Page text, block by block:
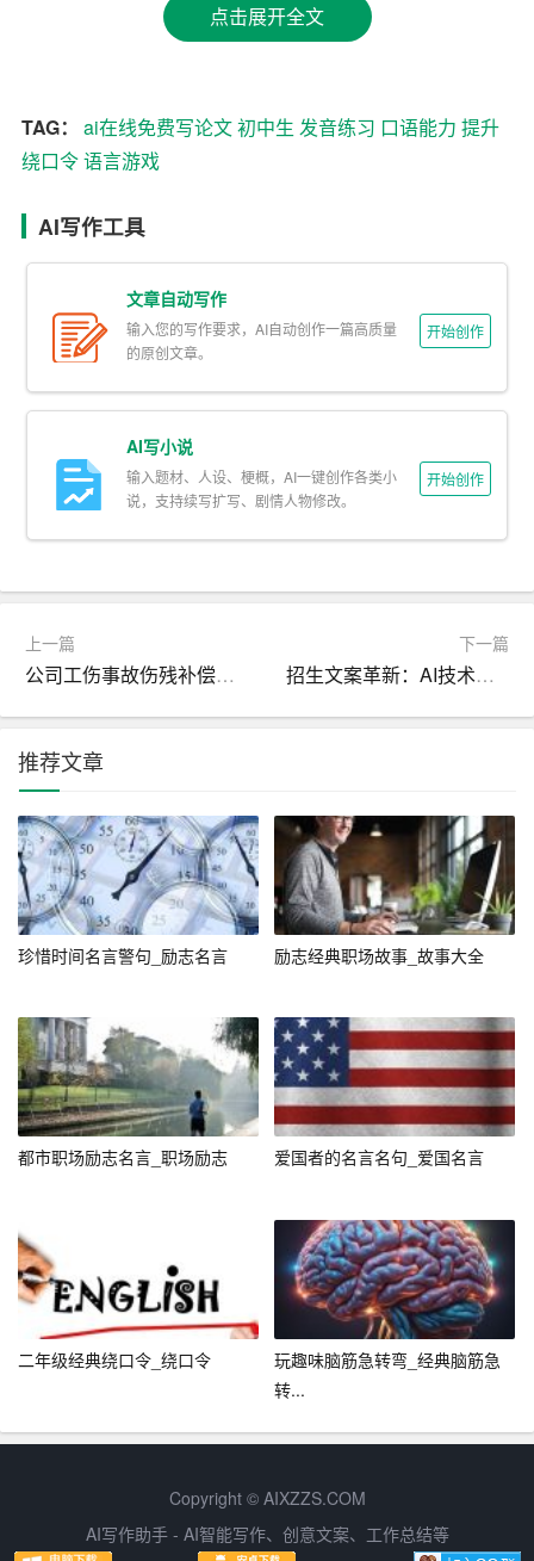
兵怕碰炮兵炮。
这段绕口令不仅考察了发音的准确性，还考察了声音的抑
扬顿挫。练习时，可以分句练习，先单独练习“八百标兵奔
北坡”，再练习“炮兵并排北坡跑”，最后合并练习。
二、中级篇：发音挑战
3. 墙头高
墙头高，墙头低，墙旮旯有对蛐蛐，在那儿嘀嘀咕咕。
这段绕口令中，“墙头高”、“墙头低”、“蛐蛐”等词的发音都
有一定的挑战性。初中生在练习时，要注意“高”、“低”的发
音区别，以及“蛐蛐”的轻声处理。可以先分句练习，再合并
姓陈不能说成程，姓程也不能说成陈。禾木是程，耳东是
陈。如果陈程不分，就会认错人。
的“陈”和“程”，可以通过反复练习来加强记忆。可以先单独
练习每个字，再合并练习整个句子。
三、高级篇：语速与发音并重
5. 老杜和老顾
老杜和老顾，齐肩走到马路铺。老顾抄起老杜的萝卜，老
杜的布，老杜也不是老顾的萝卜。
这段绕口令不仅考察了发音的准确性，还考察了语速和节
奏感。初中生在练习时，可以先分句练习，注意每个字的
发音和节奏，然后再合并练习。可以通过录音或请老师同
6. 牛郎年年恋刘娘
牛郎年年恋刘娘，刘娘连连念牛郎。牛郎恋刘娘，刘娘念
牛郎，郎恋娘来娘念郎。
这段绕口令主要练习的是“n”和“l”的发音区分。对于容易混
独练习每个字，注意发音的区别和轻重缓急的变化；再合
点击展开全文
TAG： ai在线免费写论文初中生 发音练习 口语能力 提升
绕口令语言游戏
AI写作工具
文章自动写作
输入您的写作要求，AI自动创作一篇高质量
的原创文章。
开始创作
AI写小说
输入题材、人设、梗概，AI一键创作各类小
说，支持续写扩写、剧情人物修改。
开始创作
上一篇
公司工伤事故伤残补偿协议书
下一篇
招生文案革新：AI技术助力，打造吸引眼球的招生文案
推荐文章
珍惜时间名言警句_励志名言 励志经典职场故事_故事大全
都市职场励志名言_职场励志 爱国者的名言名句_爱国名言
二年级经典绕口令_绕口令
玩趣味脑筋急转弯_经典脑筋急
转...
Copyright © AIXZZS.COM
AI写作助手 - AI智能写作、创意文案、工作总结等